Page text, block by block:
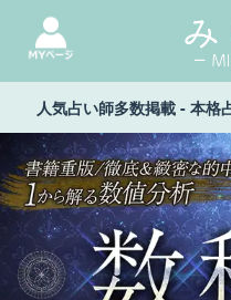
人気占い師多数掲載 - 本格